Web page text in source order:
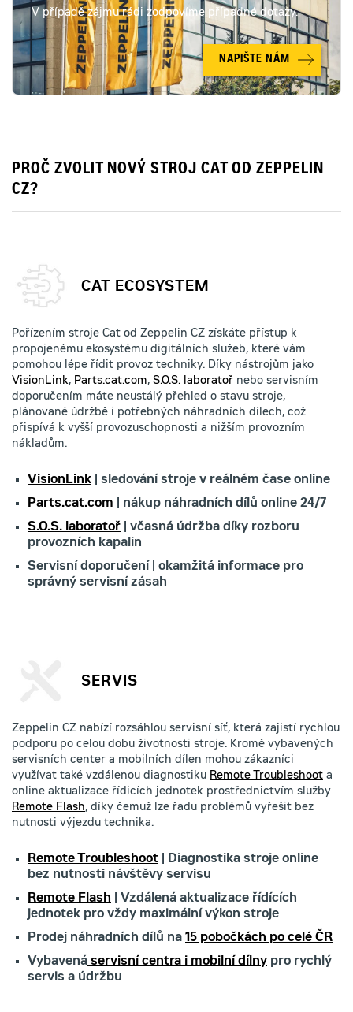
V případě zájmu rádi zodpovíme případné dotazy.
NAPIŠTE NÁM
PROČ ZVOLIT NOVÝ STROJ CAT OD ZEPPELIN
CZ?
CAT ECOSYSTEM
Pořízením stroje Cat od Zeppelin CZ získáte přístup k
propojenému ekosystému digitálních služeb, které vám
pomohou lépe řídit provoz techniky. Díky nástrojům jako
VisionLink, Parts.cat.com, S.O.S. laboratoř nebo servisním
doporučením máte neustálý přehled o stavu stroje,
plánované údržbě i potřebných náhradních dílech, což
přispívá k vyšší provozuschopnosti a nižším provozním
nákladům.
VisionLink | sledování stroje v reálném čase online
Parts.cat.com | nákup náhradních dílů online 24/7
S.O.S. laboratoř | včasná údržba díky rozboru
provozních kapalin
Servisní doporučení | okamžitá informace pro
správný servisní zásah
SERVIS
Zeppelin CZ nabízí rozsáhlou servisní síť, která zajistí rychlou
podporu po celou dobu životnosti stroje. Kromě vybavených
servisních center a mobilních dílen mohou zákazníci
využívat také vzdálenou diagnostiku Remote Troubleshoot a
online aktualizace řídicích jednotek prostřednictvím služby
Remote Flash, díky čemuž lze řadu problémů vyřešit bez
nutnosti výjezdu technika.
Remote Troubleshoot | Diagnostika stroje online
bez nutnosti návštěvy servisu
Remote Flash | Vzdálená aktualizace řídících
jednotek pro vždy maximální výkon stroje
Prodej náhradních dílů na 15 pobočkách po celé ČR
Vybavená servisní centra i mobilní dílny pro rychlý
servis a údržbu